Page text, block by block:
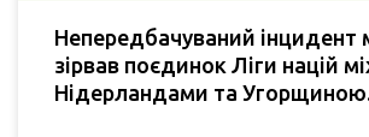
Непередбачуваний інцидент
зірвав поєдинок Ліги націй
Нідерландами та